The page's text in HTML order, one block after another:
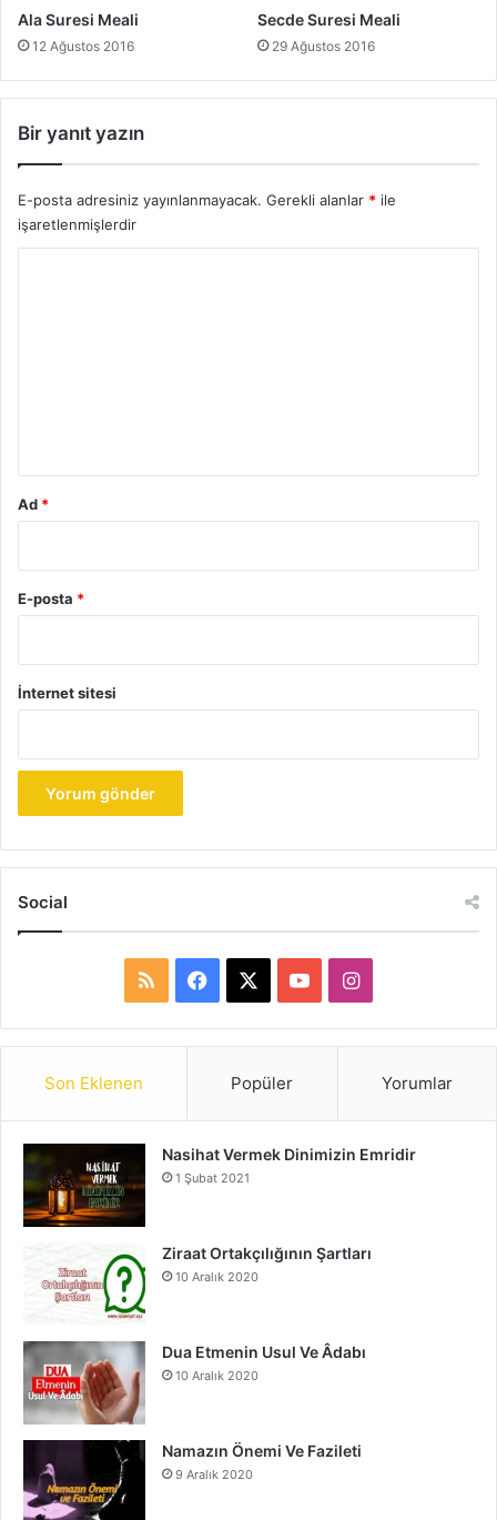
Ala Suresi Meali
12 Ağustos 2016
Secde Suresi Meali
29 Ağustos 2016
Bir yanıt yazın
E-posta adresiniz yayınlanmayacak. Gerekli alanlar * ile
işaretlenmişlerdir
Ad *
E-posta *
İnternet sitesi
Social
S
a
b
o
o
u
e
I
n
a
r
Son Eklenen Popüler Yorumlar
Nasihat Vermek Dinimizin Emridir
1 Şubat 2021
Ziraat Ortakçılığının Şartları
10 Aralık 2020
Dua Etmenin Usul Ve Âdabı
10 Aralık 2020
Namazın Önemi Ve Fazileti
9 Aralık 2020